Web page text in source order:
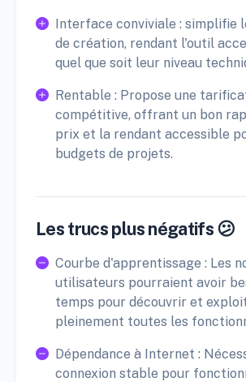
Interface conviviale : simplifie
de création, rendant l'outil
quel que soit leur niveau
Rentable : Propose une
compétitive, offrant un bon
prix et la rendant accessible
budgets de projets.
Les trucs plus négatifs 😕
Courbe d'apprentissage : Les
utilisateurs pourraient avoir
temps pour découvrir et
pleinement toutes les
Dépendance à Internet :
connexion stable pour